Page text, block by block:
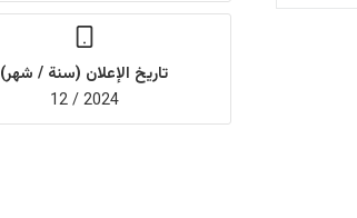
تاريخ الإعلان (سنة / شهر)
2024 / 12